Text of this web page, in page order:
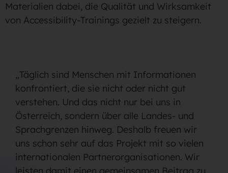
Materialien dabei, die Qualität und Wirksamkeit
von Accessibility-Trainings gezielt zu steigern.
„Täglich sind Menschen mit Informationen
konfrontiert, die sie nicht oder nicht gut
verstehen. Und das nicht nur bei uns in
Österreich, sondern über alle Landes- und
Sprachgrenzen hinweg. Deshalb freuen wir
uns schon sehr auf das Projekt mit so vielen
internationalen Partnerorganisationen. Wir